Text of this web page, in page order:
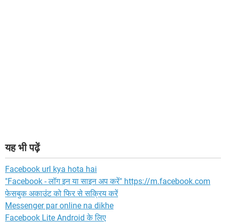
यह भी पढ़ें
Facebook url kya hota hai
"Facebook - लॉग इन या साइन अप करें" https://m.facebook.com
फेसबुक अकाउंट को फिर से सक्रिय करें
Messenger par online na dikhe
Facebook Lite Android के लिए